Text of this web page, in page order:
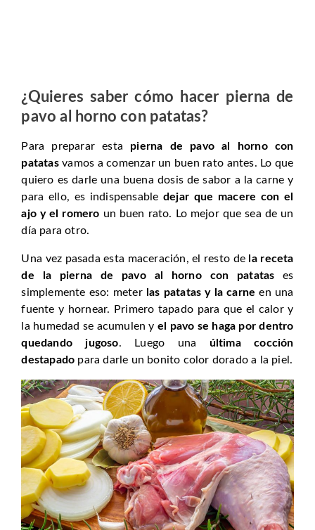
¿Quieres saber cómo hacer pierna de
pavo al horno con patatas?
Para preparar esta pierna de pavo al horno con
patatasvamos a comenzar un buen rato antes. Lo que
quiero es darle una buena dosis de sabor a la carne y
para ello, es indispensable dejar que macere con el
ajo y el romero un buen rato. Lo mejor que sea de un
día para otro.
Una vez pasada esta maceración, el resto de la receta
de la pierna de pavo al horno con patatas es
simplemente eso: meter las patatas y la carne en una
fuente y hornear. Primero tapado para que el calor y
la humedad se acumulen y el pavo se haga por dentro
quedando jugoso. Luego una última cocción
destapado para darle un bonito color dorado a la piel.